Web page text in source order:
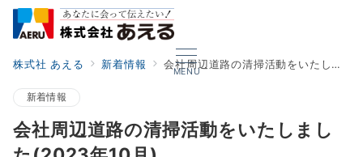
MENU
株式社 あえる 新着情報 会社周辺道路の清掃活動をいたしました(2023年10月)
新着情報
会社周辺道路の清掃活動をいたしまし